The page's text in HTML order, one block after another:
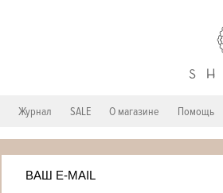
Журнал SALE О магазине Помощь